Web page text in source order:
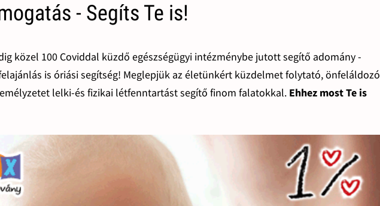
- Segíts Te is!
közel 100 Coviddal küzdő egészségügyi intézménybe jutott segítő adomány -
is óriási segítség! Meglepjük az életünkért küzdelmet folytató, önfeláldozó
lelki-és fizikai létfenntartást segítő finom falatokkal. Ehhez most Te is